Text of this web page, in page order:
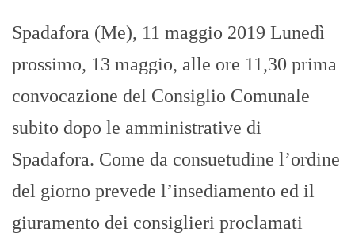
Spadafora (Me), 11 maggio 2019 Lunedì
prossimo, 13 maggio, alle ore 11,30 prima
convocazione del Consiglio Comunale
subito dopo le amministrative di
Spadafora. Come da consuetudine l’ordine
del giorno prevede l’insediamento ed il
giuramento dei consiglieri proclamati